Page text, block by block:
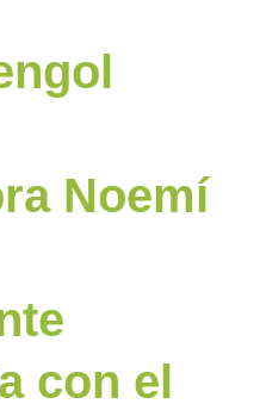
Noemí
con el